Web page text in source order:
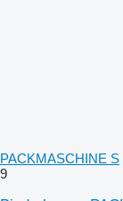
PACKMASCHINE S
9